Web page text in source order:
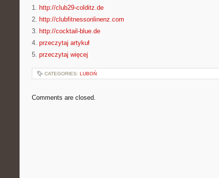
1. http://club29-colditz.de
2. http://clubfitnessonlinenz.com
3. http://cocktail-blue.de
4. przeczytaj artykuł
5. przeczytaj więcej
CATEGORIES: LUBOŃ
Comments are closed.